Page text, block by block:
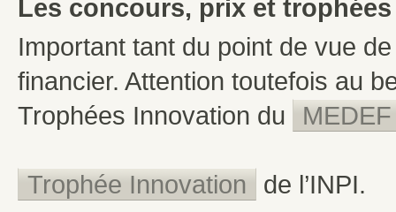
Les concours, prix et
Important tant du point de vue
financier. Attention toutefois au
Trophées Innovation du
Trophée Innovation de l’INPI.